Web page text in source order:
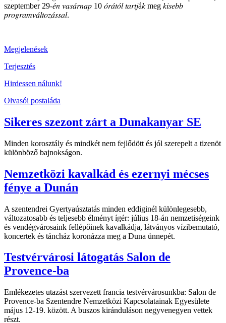
szeptember 29-𝑒́𝑛 𝑣𝑎𝑠𝑎́𝑟𝑛𝑎𝑝 10 𝑜́𝑟𝑎́𝑡𝑜́𝑙 𝑡𝑎𝑟𝑡𝑗á𝑘 meg 𝑘𝑖𝑠𝑒𝑏𝑏
𝑝𝑟𝑜𝑔𝑟𝑎𝑚𝑣𝑎́𝑙𝑡𝑜𝑧𝑎́𝑠𝑠𝑎𝑙.
Megjelenések
Terjesztés
Hirdessen nálunk!
Olvasói postaláda
Sikeres szezont zárt a Dunakanyar SE
Minden korosztály és mindkét nem fejlődött és jól szerepelt a tizenöt
különböző bajnokságon.
Nemzetközi kavalkád és ezernyi mécses
fénye a Dunán
A szentendrei Gyertyaúsztatás minden eddiginél különlegesebb,
változatosabb és teljesebb élményt ígér: július 18-án nemzetiségeink
és vendégvárosaink fellépőinek kavalkádja, látványos vízibemutató,
koncertek és táncház koronázza meg a Duna ünnepét.
Testvérvárosi látogatás Salon de
Provence-ba
Emlékezetes utazást szervezett francia testvérvárosunkba: Salon de
Provence-ba Szentendre Nemzetközi Kapcsolatainak Egyesülete
május 12-19. között. A buszos kiránduláson negyvenegyen vettek
részt.